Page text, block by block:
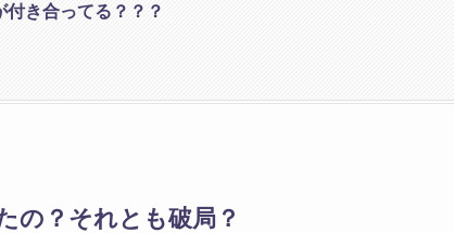
き合ってる？？？
の？それとも破局？